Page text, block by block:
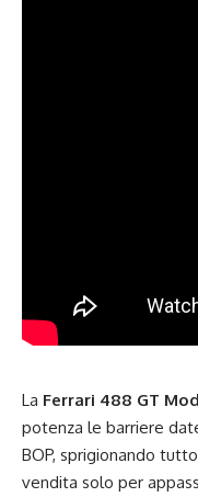
La Ferrari 488 GT
potenza le barriere
BOP, sprigionando
vendita solo per